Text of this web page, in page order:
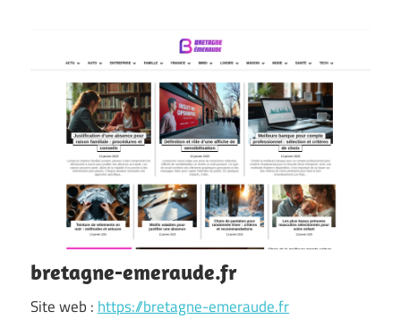
bretagne-emeraude.fr
Site web : https://bretagne-emeraude.fr